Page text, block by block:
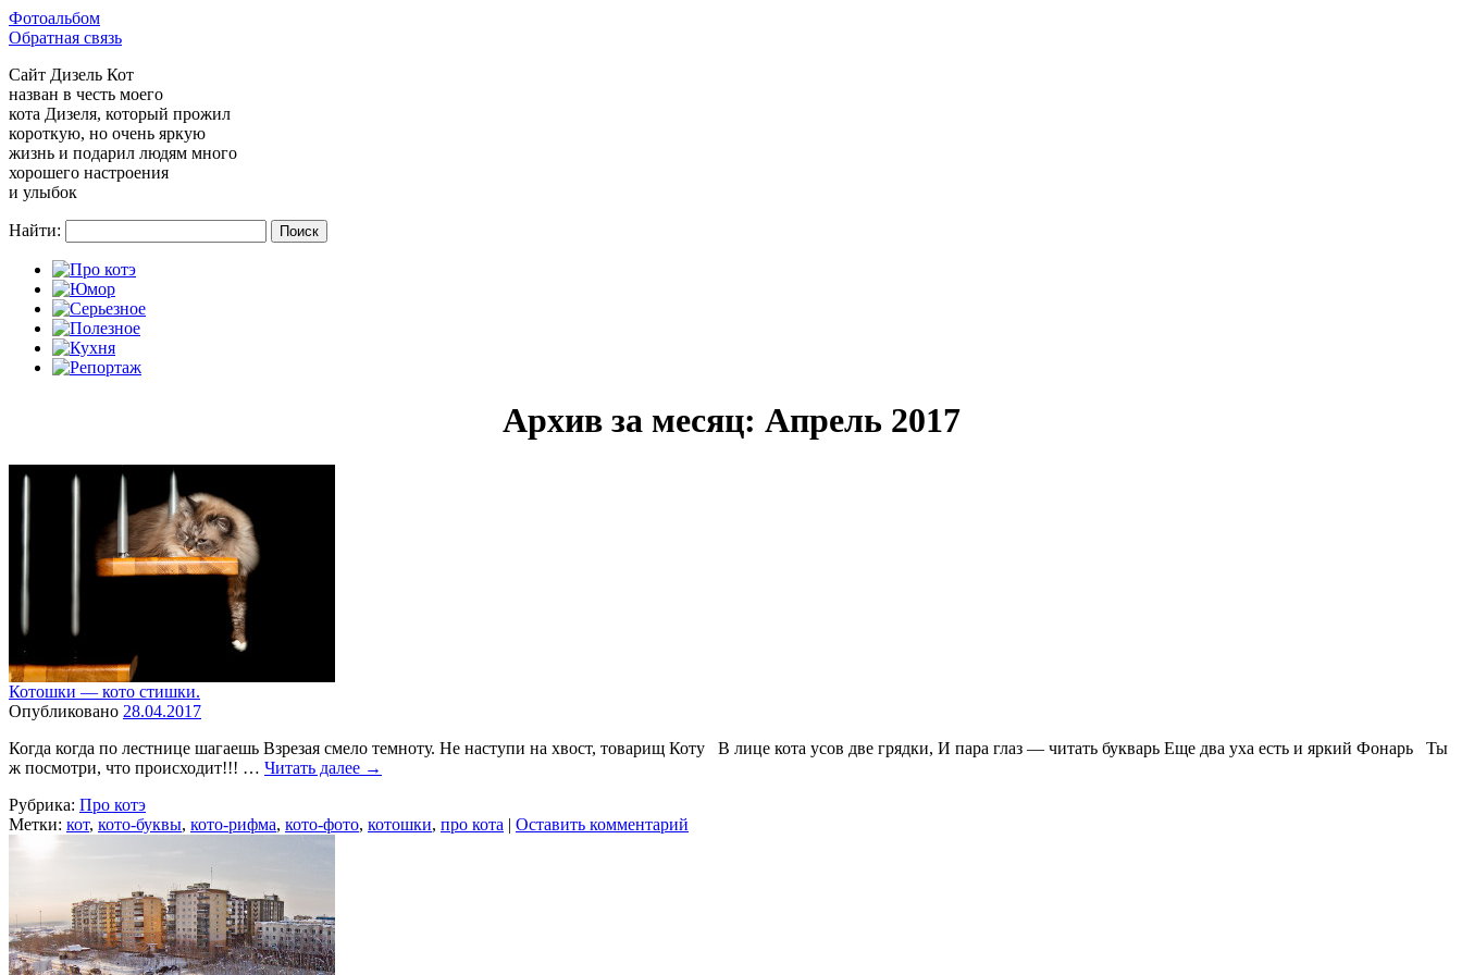
Фотоальбом
Обратная связь
Сайт Дизель Кот
назван в честь моего
кота Дизеля, который прожил
короткую, но очень яркую
жизнь и подарил людям много
хорошего настроения
и улыбок
Найти:
Архив за месяц: Апрель 2017
Котошки — кото стишки.
Опубликовано 28.04.2017
Когда когда по лестнице шагаешь Взрезая смело темноту. Не наступи на хвост, товарищ Коту В лице кота усов две грядки, И пара глаз — читать букварь Еще два уха есть и яркий Фонарь Ты
ж посмотри, что происходит!!! … Читать далее →
Рубрика: Про котэ
Метки: кот, кото-буквы, кото-рифма, кото-фото, котошки, про кота | Оставить комментарий